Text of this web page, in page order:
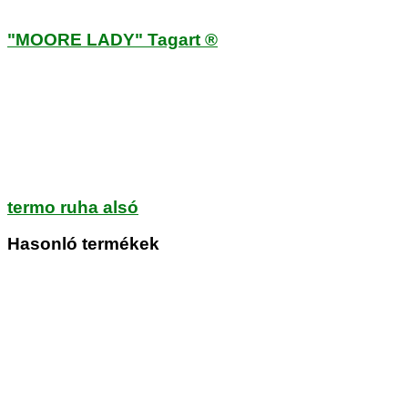
"MOORE LADY" Tagart ®
termo ruha alsó
Hasonló termékek